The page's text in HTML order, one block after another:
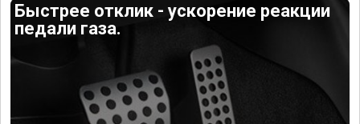
Быстрее отклик - ускорение реакции
педали газа.